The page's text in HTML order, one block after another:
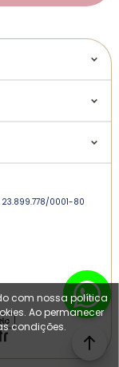
0001-80
com nossa política
Ao permanecer
condições.